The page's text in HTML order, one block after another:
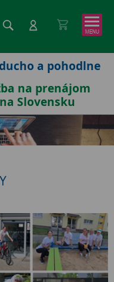
a pohodlne
na prenájom
Slovensku